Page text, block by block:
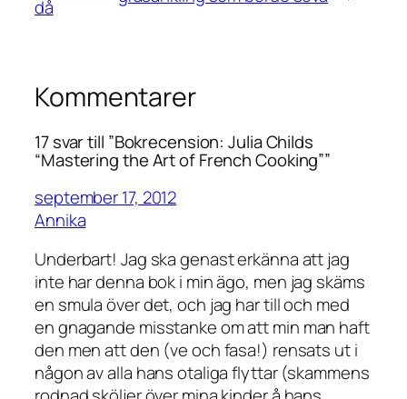
då
Kommentarer
17 svar till ”Bokrecension: Julia Childs
“Mastering the Art of French Cooking””
september 17, 2012
Annika
Underbart! Jag ska genast erkänna att jag
inte har denna bok i min ägo, men jag skäms
en smula över det, och jag har till och med
en gnagande misstanke om att min man haft
den men att den (ve och fasa!) rensats ut i
någon av alla hans otaliga flyttar (skammens